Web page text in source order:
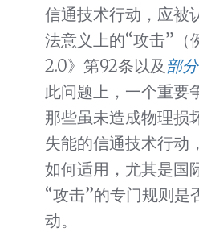
信通技术行动，应被
法意义上的“攻击”（
2.0》第92条以及 部
此问题上，一个重要
那些虽未造成物理损
失能的信通技术行动
如何适用，尤其是国
“攻击”的专门规则是
动。